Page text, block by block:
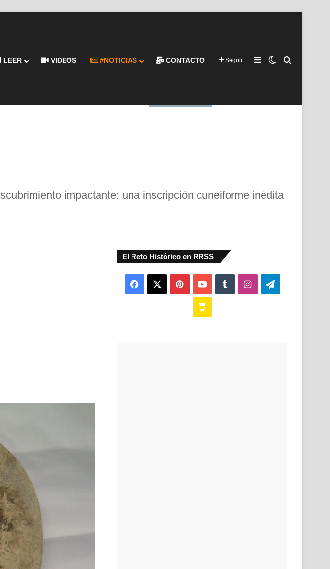
LEER VIDEOS #NOTICIAS CONTACTO Seguir Barra lateral
Switch skin
impactante: una inscripción cuneiforme inédita
El Reto Histórico en RRSS
Facebook PinterestYouTubeTumblrInstagramTelegram